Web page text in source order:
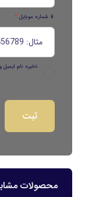
📱 شماره موبایل *
ذخیره نام،
محصولات